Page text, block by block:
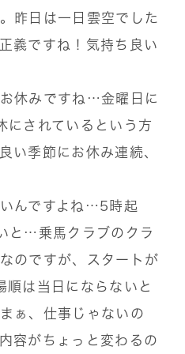
昨日は一日雲空でした
義ですね！気持ち良い
休みですね…金曜日に
にされているという方
い季節にお休み連続、
んですよね…5時起
と…乗馬クラブのクラ
のですが、スタートが
は当日にならないと
ぁ、仕事じゃないの
容がちょっと変わるの